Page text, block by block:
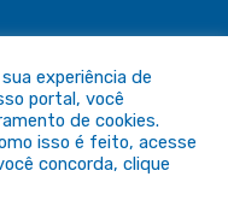
São Félix do Araguaia
Administrativa
experiência de
portal, você
de cookies.
isso é feito, acesse
concorda, clique